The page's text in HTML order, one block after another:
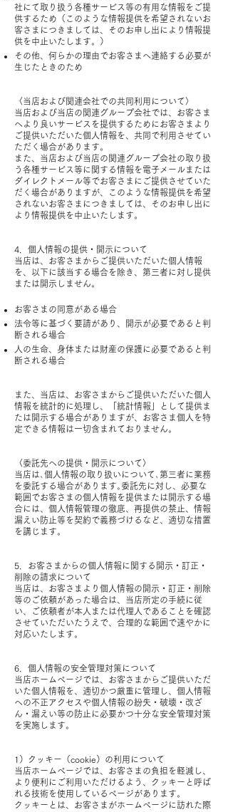
社にて取り扱う各種サービス等の有用な情報をご提
供するため（このような情報提供を希望されないお
客さまにつきましては、そのお申し出により情報提
供を中止いたします。）
その他、何らかの理由でお客さまへ連絡する必要が
生じたときのため
〈当店および関連会社での共同利用について〉
当店および当店の関連グループ会社では、お客さま
へより良いサービスを提供するためにお客さまより
ご提供いただいた個人情報を、共同で利用させてい
ただく場合があります。
また、当店および当店の関連グループ会社の取り扱
う各種サービス等に関する情報を電子メールまたは
ダイレクトメール等でお客さまにご提供させていた
だく場合がありますが、このような情報提供を希望
されないお客さまにつきましては、そのお申し出に
より情報提供を中止いたします。
4．個人情報の提供・開示について
当店は、お客さまからご提供いただいた個人情報
を、以下に該当する場合を除き、第三者に対し提供
または開示しません。
お客さまの同意がある場合
法令等に基づく要請があり、開示が必要であると判
断される場合
人の生命、身体または財産の保護に必要であると判
断される場合
また、当店は、お客さまからご提供いただいた個人
情報を統計的に処理し、「統計情報」として提供ま
たは開示する場合がありますが、お客さま個人を特
定できる情報は一切含まれておりません。
〈委託先への提供・開示について〉
当店は､個人情報の取り扱いについて､第三者に業務
を委託する場合があります｡委託先に対し、必要な
範囲でお客さまの個人情報を提供または開示する場
合には、個人情報管理の徹底、再提供の禁止、情報
漏えい防止等を契約で義務づけるなど、適切な措置
を講じます。
5．お客さまからの個人情報に関する開示・訂正・
削除の請求について
当店は、お客さまより個人情報の開示・訂正・削除
等のご依頼があった場合は、当店所定の手続に従
い、ご依頼者が本人または代理人であることを確認
させていただいたうえで、合理的な範囲で速やかに
対応いたします。
6．個人情報の安全管理対策について
当店ホームページでは、お客さまからご提供いただ
いた個人情報を、適切かつ厳重に管理し、個人情報
への不正アクセスや個人情報の紛失・破壊・改ざ
ん・漏えい等の防止に必要かつ十分な安全管理対策
を実施します。
1）クッキー（cookie）の利用について
当店ホームページでは、お客さまの負担を軽減し、
より便利にご利用いただけるよう、クッキーと呼ば
れる技術を使用しているページがあります。
クッキーとは、お客さまがホームページに訪れた際